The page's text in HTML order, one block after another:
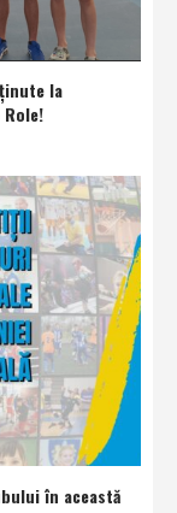
la
în această